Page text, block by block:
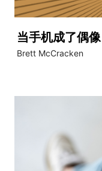
当手机成了偶像
Brett McCracken